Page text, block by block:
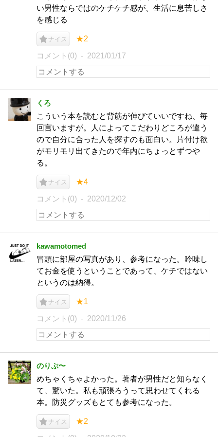
い男性ならではのケチケチ感が、生活に息苦しさ
を感じる
ナイス ★2
コメント(0) 2021/01/17
くろ
こういう本を読むと背筋が伸びていいですね、毎
回言いますが。人によってこだわりどころが違う
ので自分に合った人を探すのも面白い。片付け欲
がモリモリ出てきたので年内にちょっとずつや
る。
ナイス ★4
コメント(0) 2020/12/02
kawamotomed
冒頭に部屋の写真があり、参考になった。吟味し
てお金を使うということであって、ケチではない
というのは納得。
ナイス ★1
コメント(0) 2020/11/26
のりぷ〜
めちゃくちゃよかった。著者が男性だと知らなく
て、驚いた。私も頑張ろうって思わせてくれる
本。防災グッズもとても参考になった。
ナイス ★2